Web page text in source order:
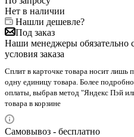
Нет в наличии
Нашли дешевле?
Под заказ
Наши менеджеры обязательно
условия заказа
Сплит в карточке товара носит лишь
одну единицу товара. Более
оплаты, выбрав метод "Яндекс Пэй
товара в корзине
Самовывоз - бесплатно